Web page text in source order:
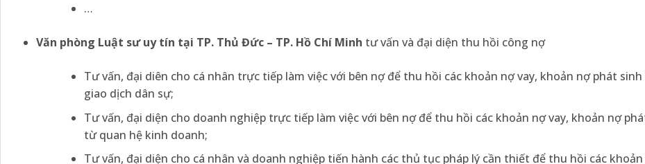
…
Văn phòng Luật sư uy tín tại TP. Thủ Đức – TP. Hồ Chí Minh tư vấn và đại diện thu hồi công nợ
Tư vấn, đại diên cho cá nhân trực tiếp làm việc với bên nợ để thu hồi các khoản nợ vay, khoản nợ phát
giao dịch dân sự;
Tư vấn, đại diện cho doanh nghiệp trực tiếp làm việc với bên nợ để thu hồi các khoản nợ vay, khoản nợ
từ quan hệ kinh doanh;
Tư vấn, đại diện cho cá nhân và doanh nghiệp tiến hành các thủ tục pháp lý cần thiết để thu hồi các